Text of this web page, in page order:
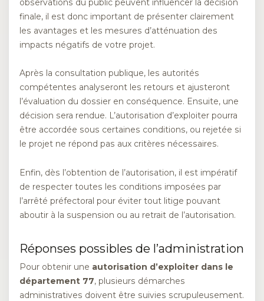
observations du public peuvent influencer la décision
finale, il est donc important de présenter clairement
les avantages et les mesures d’atténuation des
impacts négatifs de votre projet.
Après la consultation publique, les autorités
compétentes analyseront les retours et ajusteront
l’évaluation du dossier en conséquence. Ensuite, une
décision sera rendue. L’autorisation d’exploiter pourra
être accordée sous certaines conditions, ou rejetée si
le projet ne répond pas aux critères nécessaires.
Enfin, dès l’obtention de l’autorisation, il est impératif
de respecter toutes les conditions imposées par
l’arrêté préfectoral pour éviter tout litige pouvant
aboutir à la suspension ou au retrait de l’autorisation.
Réponses possibles de l’administration
Pour obtenir une autorisation d’exploiter dans le
département 77, plusieurs démarches
administratives doivent être suivies scrupuleusement.